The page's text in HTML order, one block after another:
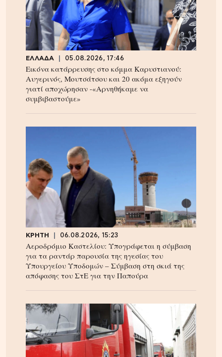
ΕΛΛΑΔΑ 05.08.2026, 17:46
Εικόνα κατάρρευσης στο κόμμα Καρυστιανού:
Αυγερινός, Μουτσάτσου και 20 ακόμα εξηγούν
γιατί αποχώρησαν -«Αρνηθήκαμε να
συμβιβαστούμε»
ΚΡΗΤΗ 06.08.2026, 15:23
Αεροδρόμιο Καστελίου: Υπογράφεται η σύμβαση
για τα ραντάρ παρουσία της ηγεσίας του
Υπουργείου Υποδομών – Σύμβαση στη σκιά της
απόφασης του ΣτΕ για την Παπούρα